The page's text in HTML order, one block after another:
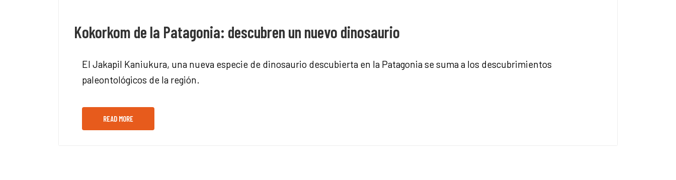
Kokorkom de la Patagonia: descubren un nuevo dinosaurio
El Jakapil Kaniukura, una nueva especie de dinosaurio descubierta en la Patagonia se suma a los descubrimientos
paleontológicos de la región.
READ MORE